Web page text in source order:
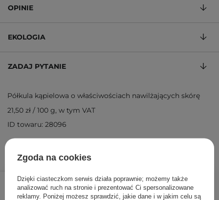
12,90 zł / szt.
OPINIE
EKOLOGIA
ZADAJ PYTANIE
Półkula kąpielowa o właściwościach nawilżających skórę
21,50 zł / 100 g, w tym VAT
ID towaru: 28096
Zgoda na cookies
Dzięki ciasteczkom serwis działa poprawnie; możemy także
analizować ruch na stronie i prezentować Ci spersonalizowane
reklamy. Poniżej możesz sprawdzić, jakie dane i w jakim celu są